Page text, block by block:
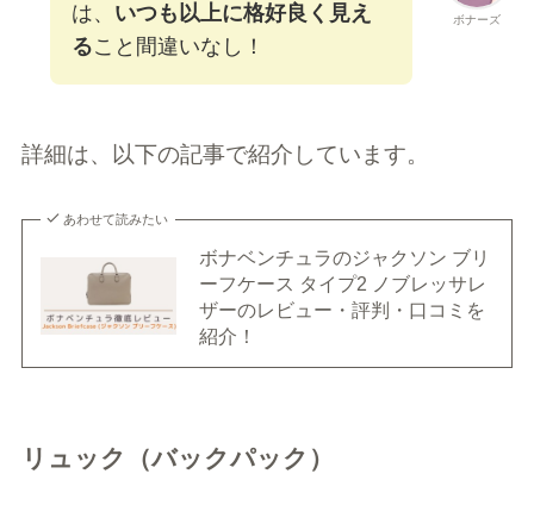
ボナーズ
は、 いつも以上に格好良く見え
ること間違いなし！
詳細は、以下の記事で紹介しています。
あわせて読みたい
ボナベンチュラのジャクソン ブリ
ーフケース タイプ2 ノブレッサレ
ザーのレビュー・評判・口コミを
紹介！
リュック（バックパック）